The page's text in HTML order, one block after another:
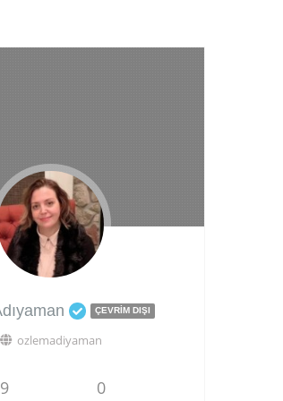
ÇEVRIM DIŞI
ozlemadiyaman
9 0